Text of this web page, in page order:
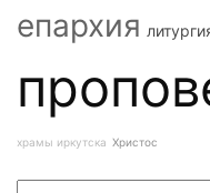
епархия
храмы иркутска Христос